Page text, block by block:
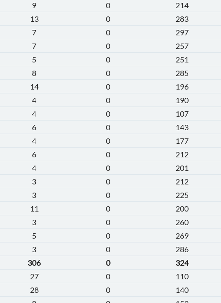
9 0 214
13 0 283
7 0 297
7 0 257
5 0 251
8 0 285
14 0 196
4 0 190
4 0 107
6 0 143
4 0 177
6 0 212
4 0 201
3 0 212
3 0 225
11 0 200
3 0 260
5 0 269
3 0 286
306 0 324
27 0 110
28 0 140